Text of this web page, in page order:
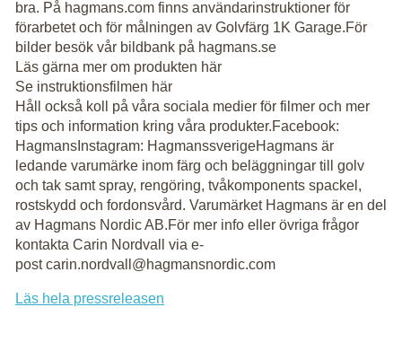
bra. På hagmans.com finns användarinstruktioner för
förarbetet och för målningen av Golvfärg 1K Garage.För
bilder besök vår bildbank på hagmans.se
Läs gärna mer om produkten här
Se instruktionsfilmen här
Håll också koll på våra sociala medier för filmer och mer
tips och information kring våra produkter.Facebook:
HagmansInstagram: HagmanssverigeHagmans är
ledande varumärke inom färg och beläggningar till golv
och tak samt spray, rengöring, tvåkomponents spackel,
rostskydd och fordonsvård. Varumärket Hagmans är en del
av Hagmans Nordic AB.För mer info eller övriga frågor
kontakta Carin Nordvall via e-
post carin.nordvall@hagmansnordic.com
Läs hela pressreleasen